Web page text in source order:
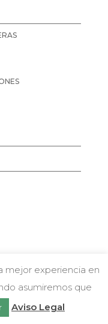
con nosotros
mejor experiencia en
asumiremos que
Aviso Legal